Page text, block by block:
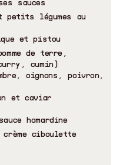
sauces
petits légumes au
et pistou
de terre,
cumin)
oignons, poivron,
et caviar
homardine
crème ciboulette